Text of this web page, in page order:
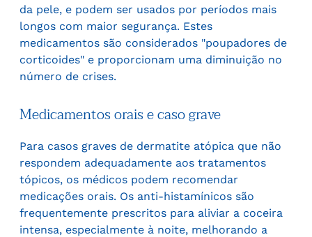
da pele, e podem ser usados por períodos mais
longos com maior segurança. Estes
medicamentos são considerados "poupadores de
corticoides" e proporcionam uma diminuição no
número de crises.
Medicamentos orais e caso grave
Para casos graves de dermatite atópica que não
respondem adequadamente aos tratamentos
tópicos, os médicos podem recomendar
medicações orais. Os anti-histamínicos são
frequentemente prescritos para aliviar a coceira
intensa, especialmente à noite, melhorando a